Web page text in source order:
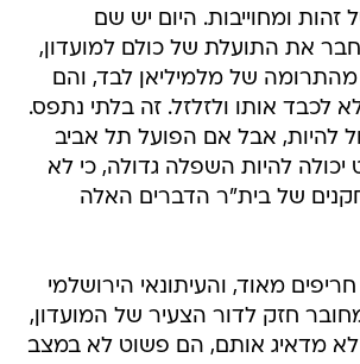
ומחוייבות. היום יש שם
את התועלת של כולם למועדון,
לא תגיע ל-10% מהתרומה של מלמיליאן לבד, והם
לכבד אותו ולזלזל. זה בלתי נתפס.
להיות, אבל אם הפועל תל אביב
להיות השפלה גדולה, כי לא
של בית"ר הדברים האלה
מאוד, והעיתונאי הירושלמי
חזק לדור הצעיר של המועדון,
מדאיג אותם, הם פשוט לא במצב